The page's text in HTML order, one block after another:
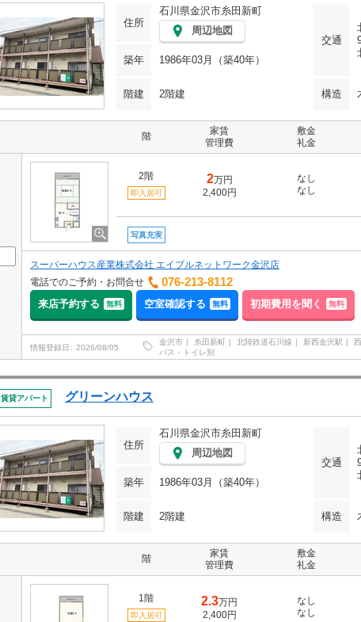
住所
石川県金沢市糸田新町
周辺地図
交通
築年 1986年03月（築40年）
階建 2階建 構造
階
家賃
管理費
敷金
礼金
2階
即入居可
2万円
2,400円
なし
なし
写真充実
スーパーハウス産業株式会社 エイブルネットワーク金沢店
電話でのご予約・お問合せ
076-213-8112
来店予約する 無料 空室確認する 無料 初期費用を聞く 無料
情報登録日 2026/08/05
金沢市 糸田新町 北陸鉄道石川線 新西金沢駅
バス・トイレ別
賃貸アパート グリーンハウス
住所
石川県金沢市糸田新町
周辺地図
交通
築年 1986年03月（築40年）
階建 2階建 構造
階
家賃
管理費
敷金
礼金
1階
即入居可
2.3万円
2,400円
なし
なし